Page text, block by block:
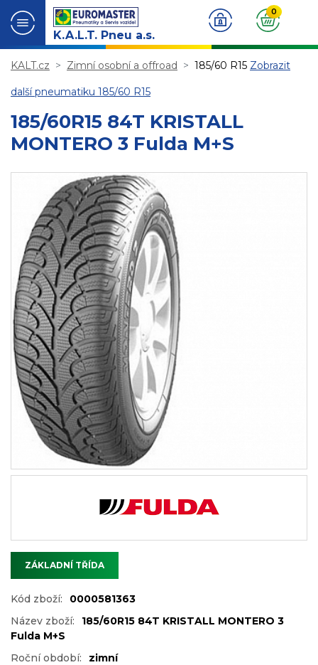
K.A.L.T. Pneu a.s.
0
KALT.cz Zimní osobní a offroad 185/60 R15 Zobrazit
další pneumatiku 185/60 R15
185/60R15 84T KRISTALL
MONTERO 3 Fulda M+S
ZÁKLADNÍ TŘÍDA
Kód zboží:
0000581363
Název zboží:
185/60R15 84T KRISTALL MONTERO 3
Fulda M+S
Roční období:
zimní